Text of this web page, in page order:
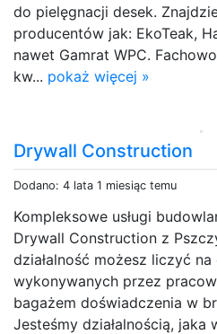
do pielęgnacji desek.
producentów jak: EkoTeak,
nawet Gamrat WPC.
kw... pokaż więcej »
Drywall Construction
Dodano: 4 lata 1 miesiąc temu
Kompleksowe usługi
Drywall Construction z
działalność możesz liczyć na
wykonywanych przez
bagażem doświadczenia w
Jesteśmy działalnością, jaka